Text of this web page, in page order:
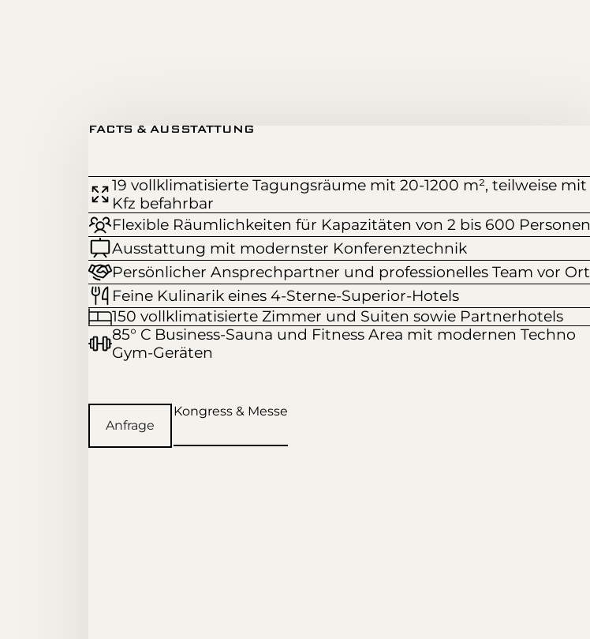
FACTS & AUSSTATTUNG
19 vollklimatisierte Tagungsräume mit 20-1200 m², teilweise mit
Kfz befahrbar
Flexible Räumlichkeiten für Kapazitäten von 2 bis 600 Personen
Ausstattung mit modernster Konferenztechnik
Persönlicher Ansprechpartner und professionelles Team vor Ort
Feine Kulinarik eines 4-Sterne-Superior-Hotels
150 vollklimatisierte Zimmer und Suiten sowie Partnerhotels
85° C Business-Sauna und Fitness Area mit modernen Techno
Gym-Geräten
Anfrage
Kongress & Messe